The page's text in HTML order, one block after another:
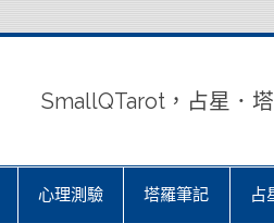
SmallQTarot，占星．
心理測驗 塔羅筆記 占